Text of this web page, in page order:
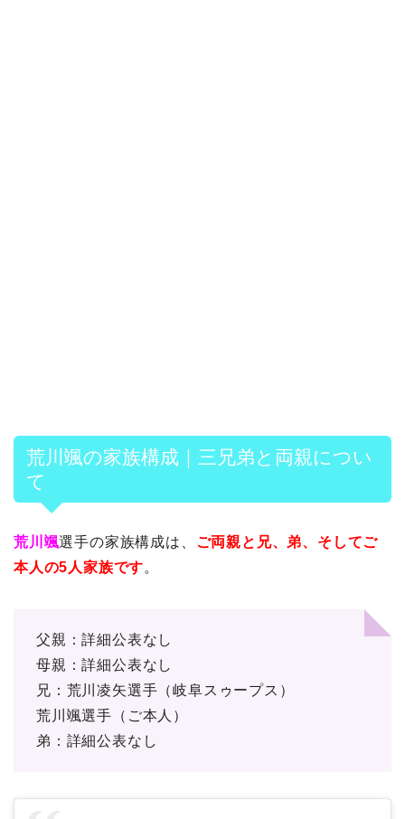
荒川颯の家族構成｜三兄弟と両親につい
て
荒川颯選手の家族構成は、 ご両親と兄、弟、そしてご
本人の5人家族です。
父親：詳細公表なし
母親：詳細公表なし
兄：荒川凌矢選手（岐阜スゥープス）
荒川颯選手（ご本人）
弟：詳細公表なし